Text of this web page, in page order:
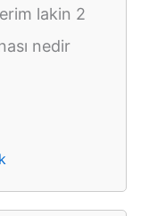
lakin 2
nedir